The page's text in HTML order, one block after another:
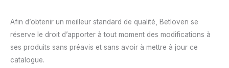
Afin d’obtenir un meilleur standard de qualité, Betloven se
réserve le droit d’apporter à tout moment des modifications à
ses produits sans préavis et sans avoir à mettre à jour ce
catalogue.